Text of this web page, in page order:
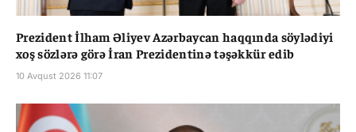
Prezident İlham Əliyev Azərbaycan haqqında söylədiyi
xoş sözlərə görə İran Prezidentinə təşəkkür edib
10 Avqust 2026 11:07